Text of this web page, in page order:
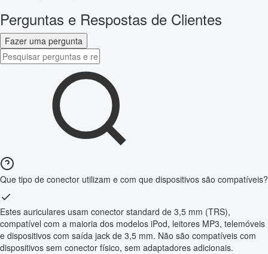
Perguntas e Respostas de Clientes
Fazer uma pergunta
Que tipo de conector utilizam e com que dispositivos são compatíveis?
Estes auriculares usam conector standard de 3,5 mm (TRS),
compatível com a maioria dos modelos iPod, leitores MP3, telemóveis
e dispositivos com saída jack de 3,5 mm. Não são compatíveis com
dispositivos sem conector físico, sem adaptadores adicionais.